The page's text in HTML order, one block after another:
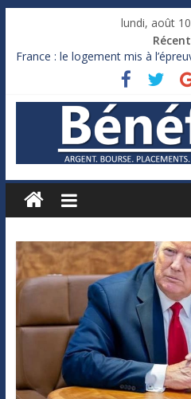
lundi, août
France : le logement mis à
Des milliards de dollars de droits
Royaume-Uni : Andy Burnham
Xavier Niel, le milliardaire qui ne
Ruée des fortunes russes vers